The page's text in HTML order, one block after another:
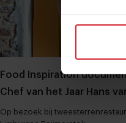
Food Inspiration
Chef van het Jaar Hans
Op bezoek bij